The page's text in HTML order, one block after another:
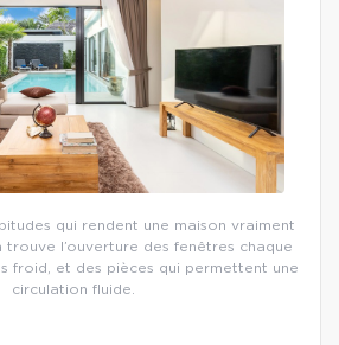
qui rendent une maison vraiment
l’ouverture des fenêtres chaque
froid, et des pièces qui permettent une
circulation fluide.